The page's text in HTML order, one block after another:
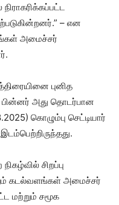
– என
அமைச்சர்
புனித
பின்னர் அது தொடர்பான
கொழும்பு செட்டியார்
சிறப்பு
கடல்வளங்கள் அமைச்சர்
மற்றும் சமூக